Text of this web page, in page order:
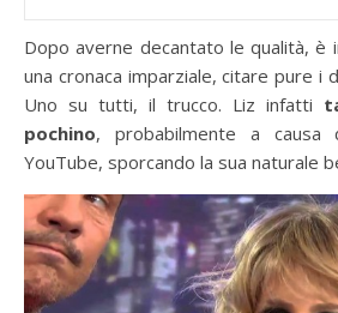
Dopo averne decantato le qualità, è
una cronaca imparziale, citare pure i
Uno su tutti, il trucco. Liz infatti
pochino, probabilmente a
YouTube, sporcando la sua naturale